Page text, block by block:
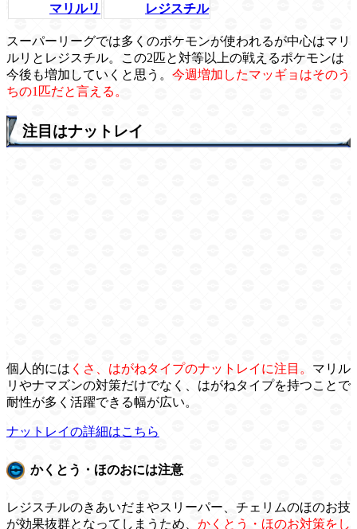
マリルリ レジスチル
スーパーリーグでは多くのポケモンが使われるが中心はマリ
ルリとレジスチル。この2匹と対等以上の戦えるポケモンは
今後も増加していくと思う。 今週増加したマッギョはそのう
ちの1匹だと言える。
注目はナットレイ
個人的には くさ、はがねタイプのナットレイに注目。 マリル
リやナマズンの対策だけでなく、はがねタイプを持つことで
耐性が多く活躍できる幅が広い。
ナットレイの詳細はこちら
かくとう・ほのおには注意
レジスチルのきあいだまやスリーパー、チェリムのほのお技
が効果抜群となってしまうため、 かくとう・ほのお対策をし